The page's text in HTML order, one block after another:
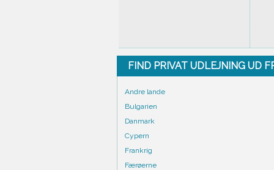
FIND PRIVAT UDLEJNING UD
Andre lande
Bulgarien
Danmark
Cypern
Frankrig
Færøerne